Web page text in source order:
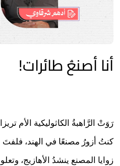
أنا أصنعُ طائرات!
رَوَتْ الرَّاهبةُ الكاثوليكية الأم
كنتُ أزورُ مصنعًا في الهند،
زوايا المصنع ينشدُ الأهازيج،